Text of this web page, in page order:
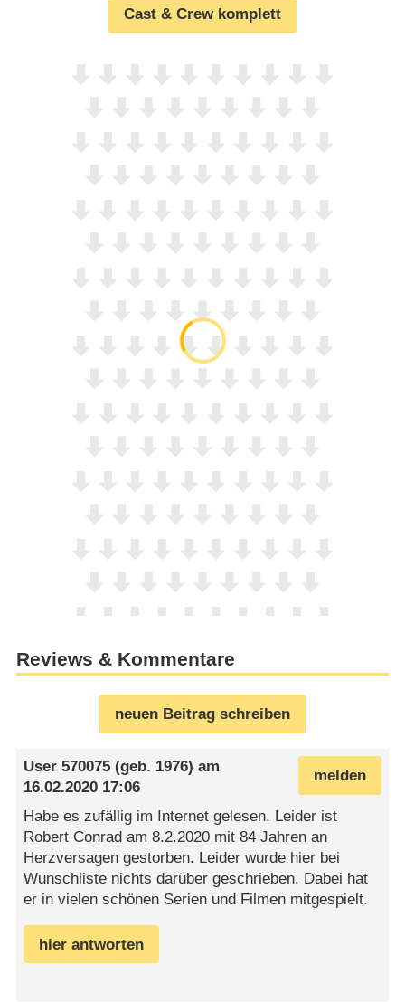
Cast & Crew komplett
Reviews & Kommentare
neuen Beitrag schreiben
melden
User 570075 (geb. 1976) am
16.02.2020 17:06
Habe es zufällig im Internet gelesen. Leider ist
Robert Conrad am 8.2.2020 mit 84 Jahren an
Herzversagen gestorben. Leider wurde hier bei
Wunschliste nichts darüber geschrieben. Dabei hat
er in vielen schönen Serien und Filmen mitgespielt.
hier antworten